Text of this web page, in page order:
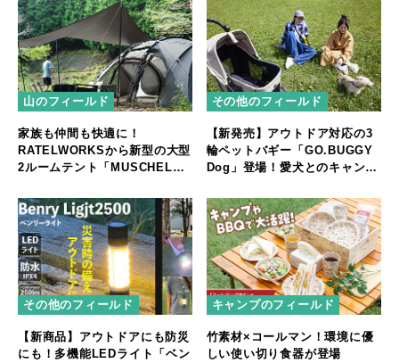
山のフィールド
家族も仲間も快適に！
RATELWORKSから新型の大型
2ルームテント「MUSCHEL」
その他のフィールド
【新発売】アウトドア対応の3
輪ペットバギー「GO.BUGGY
Dog」登場！愛犬とのキャンプ
その他のフィールド
【新商品】アウトドアにも防災
にも！多機能LEDライト「ベン
キャンプのフィールド
竹素材×コールマン！環境に優
しい使い切り食器が登場